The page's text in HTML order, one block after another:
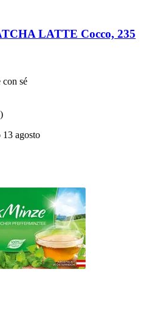
LATTE Cocco, 235
con sé
agosto